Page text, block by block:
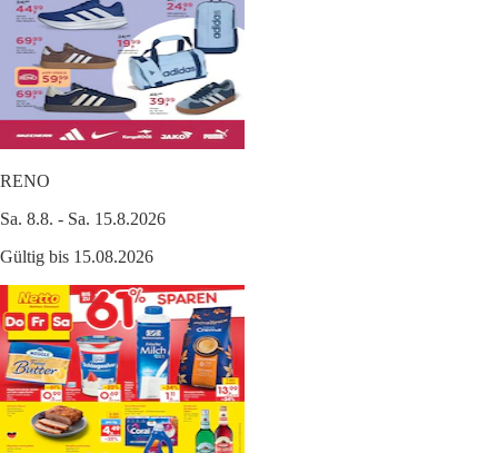
RENO
Sa. 8.8. - Sa. 15.8.2026
Gültig bis 15.08.2026